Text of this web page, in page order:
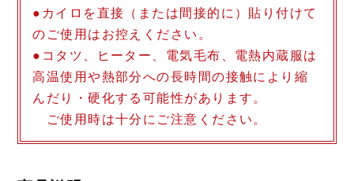
●カイロを直接（または間接的に）貼り付けて
のご使用はお控えください。
●コタツ、ヒーター、電気毛布、電熱内蔵服は
高温使用や熱部分への長時間の接触により縮
んだり・硬化する可能性があります。
ご使用時は十分にご注意ください。